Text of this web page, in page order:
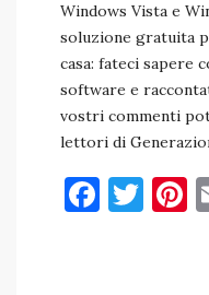
Windows Vista e
soluzione gratuita
casa: fateci sapere
software e
vostri commenti
lettori di